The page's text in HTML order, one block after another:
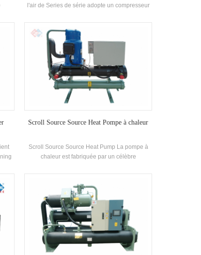
l'air de Series de série adopte un compresseur
indépendamment Haute efficacité shell and-
tube Échangeur de chaleur et échangeur de
chaleur de bobine, adopte R22 et r407c
réfrigérateur
Scroll Source Source Heat Pompe à chaleur
Scroll Source Source Heat Pump La pompe à
chaleur est fabriquée par un célèbre
contrôle électronique, et est équipé de
recherches et de développement
indépendantes de Haute efficacité Échangeur
de chaleur en spirale